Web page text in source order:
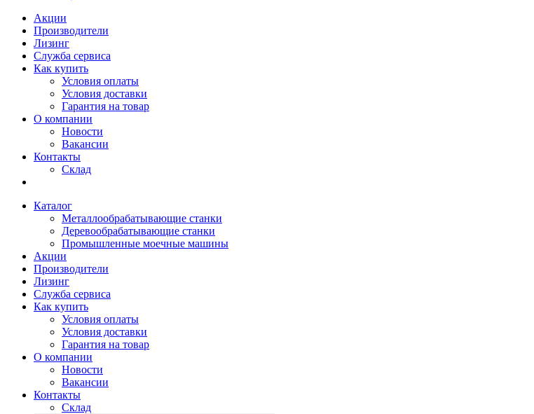
Акции
Производители
Лизинг
Служба сервиса
Как купить
Условия оплаты
Условия доставки
Гарантия на товар
О компании
Новости
Вакансии
Контакты
Склад
Каталог
Металлообрабатывающие станки
Деревообрабатывающие станки
Промышленные моечные машины
Акции
Производители
Лизинг
Служба сервиса
Как купить
Условия оплаты
Условия доставки
Гарантия на товар
О компании
Новости
Вакансии
Контакты
Склад